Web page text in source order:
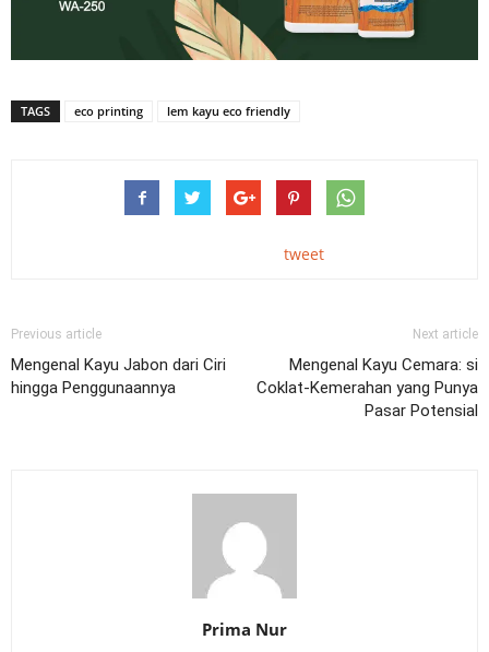
TAGS eco printing lem kayu eco friendly
tweet
Previous article
Mengenal Kayu Jabon dari Ciri
hingga Penggunaannya
Next article
Mengenal Kayu Cemara: si
Coklat-Kemerahan yang Punya
Pasar Potensial
Prima Nur